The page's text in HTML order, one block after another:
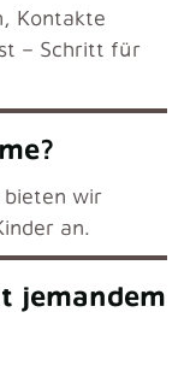
Kontakte
– Schritt für
bieten wir
an.
jemandem